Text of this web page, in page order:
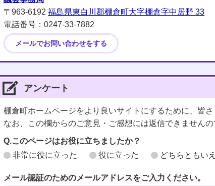
〒963-6192 福島県東白川郡棚倉町大字棚倉字中居野 33
電話番号：0247-33-7882
メールでお問い合わせをする
アンケート
棚倉町ホームページをより良いサイトにするために、皆
なお、この欄からのご意見・ご感想には返信できませんの
Q.このページはお役に立ちましたか？
非常に役に立った
役に立った どちらともい
メール認証のためのメールアドレスをご入力ください。